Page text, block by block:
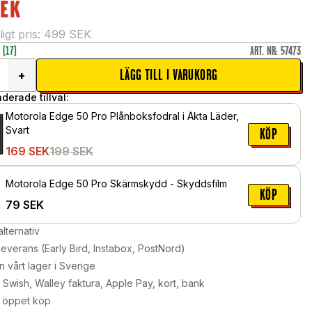
pris: 499 SEK
(17) ART. NR: 57473
+
LÄGG TILL I VARUKORG
tillval:
Motorola Edge 50 Pro Plånboksfodral i Äkta Läder,
Svart
169 SEK199 SEK
KÖP
Motorola Edge 50 Pro Skärmskydd - Skyddsfilm
79 SEK
KÖP
(Early Bird, Instabox, PostNord)
vårt lager i Sverige
Swish, Walley faktura, Apple Pay, kort, bank
öppet köp